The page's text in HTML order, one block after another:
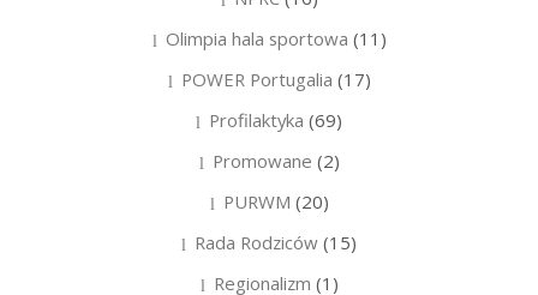
Olimpia hala sportowa (11)
POWER Portugalia (17)
Profilaktyka (69)
Promowane (2)
PURWM (20)
Rada Rodziców (15)
Regionalizm (1)